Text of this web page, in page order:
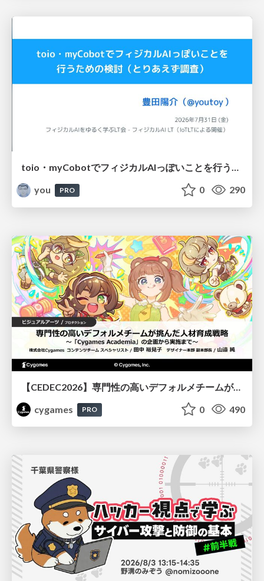
toio・myCobotでフィジカルAIっぽいことを行うための検討（とりあえず調査） / フィジカルAI LT（IoTLTによる開催）
you
PRO 0 290
【CEDEC2026】専門性の高いデフォルメチームが挑んだ人材育成戦略 〜Cygames Academiaの企画から実施まで〜
cygames
PRO 0 490